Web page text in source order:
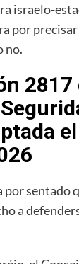
israelo-
por
no.
2817
por sentado
a